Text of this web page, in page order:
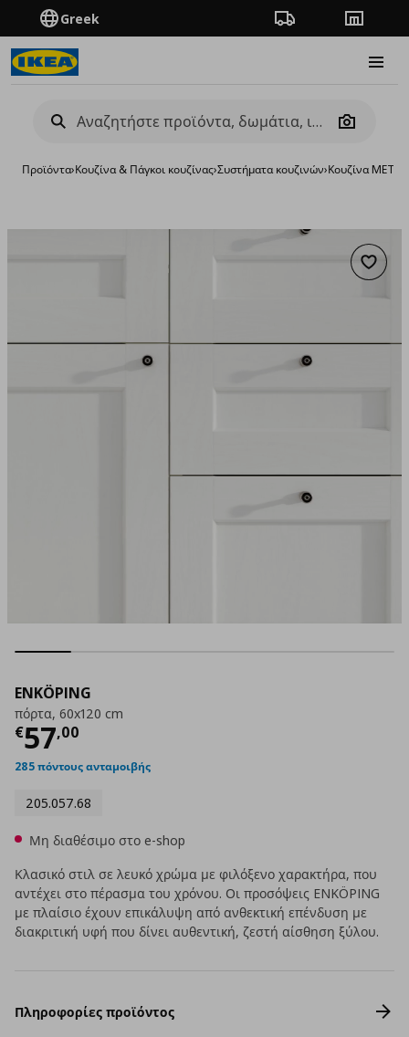
Greek Πορεία παραγγελίας
Camera
Προϊόντα›Κουζίνα & Πάγκοι κουζίνας›Συστήματα κουζινών›Κουζίνα
ENKÖPING
πόρτα, 60x120 cm
€57,00
Τρέχουσα τιμή
285 πόντους ανταμοιβής
205.057.68
Μη διαθέσιμο στο e-shop
Κλασικό στιλ σε λευκό χρώμα με φιλόξενο χαρακτήρα, που
αντέχει στο πέρασμα του χρόνου. Οι προσόψεις ENKÖPING
με πλαίσιο έχουν επικάλυψη από ανθεκτική επένδυση με
διακριτική υφή που δίνει αυθεντική, ζεστή αίσθηση ξύλου.
Πληροφορίες προϊόντος